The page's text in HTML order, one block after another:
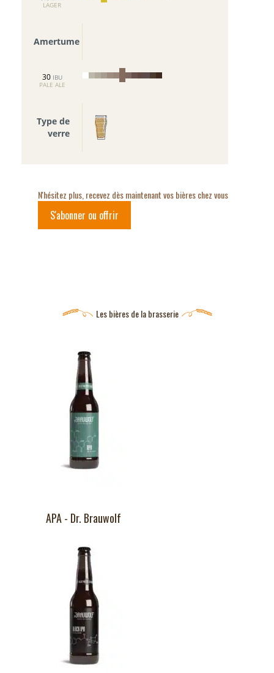
LAGER
Amertume
30 IBU
PALE ALE
Type de
verre
N'hésitez plus, recevez dès maintenant vos bières chez vous
S'abonner ou offrir
Les bières de la brasserie
APA - Dr. Brauwolf